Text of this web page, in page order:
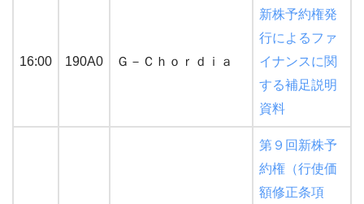
16:00 190A0 Ｇ－Ｃｈｏｒｄｉａ
新株予約権発
行によるファ
イナンスに関
する補足説明
資料
第９回新株予
約権（行使価
額修正条項